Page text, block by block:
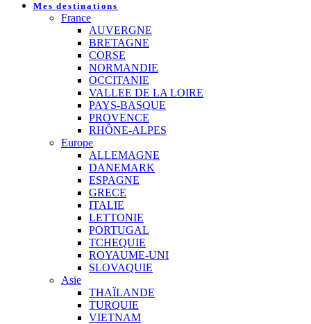
Mes destinations
France
AUVERGNE
BRETAGNE
CORSE
NORMANDIE
OCCITANIE
VALLEE DE LA LOIRE
PAYS-BASQUE
PROVENCE
RHÔNE-ALPES
Europe
ALLEMAGNE
DANEMARK
ESPAGNE
GRECE
ITALIE
LETTONIE
PORTUGAL
TCHEQUIE
ROYAUME-UNI
SLOVAQUIE
Asie
THAÏLANDE
TURQUIE
VIETNAM